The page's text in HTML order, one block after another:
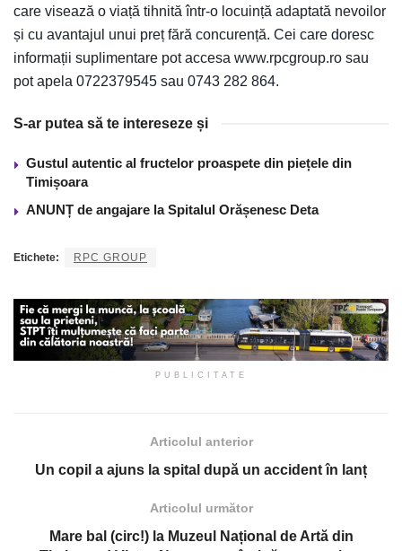
care visează o viață tihnită într-o locuință adaptată nevoilor
și cu avantajul unui preț fără concurență. Cei care doresc
informații suplimentare pot accesa www.rpcgroup.ro sau
pot apela 0722379545 sau 0743 282 864.
S-ar putea să te intereseze și
Gustul autentic al fructelor proaspete din piețele din
Timișoara
ANUNȚ de angajare la Spitalul Orășenesc Deta
Etichete: RPC GROUP
PUBLICITATE
Articolul anterior
Un copil a ajuns la spital după un accident în lanț
Articolul următor
Mare bal (circ!) la Muzeul Național de Artă din